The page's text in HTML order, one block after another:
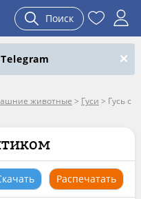
Поиск
Telegram
животные > Гуси > Гусь с
Распечатать